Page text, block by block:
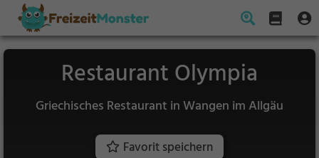
Restaurant Olympia
Griechisches Restaurant in Wangen im Allgäu
Favorit speichern